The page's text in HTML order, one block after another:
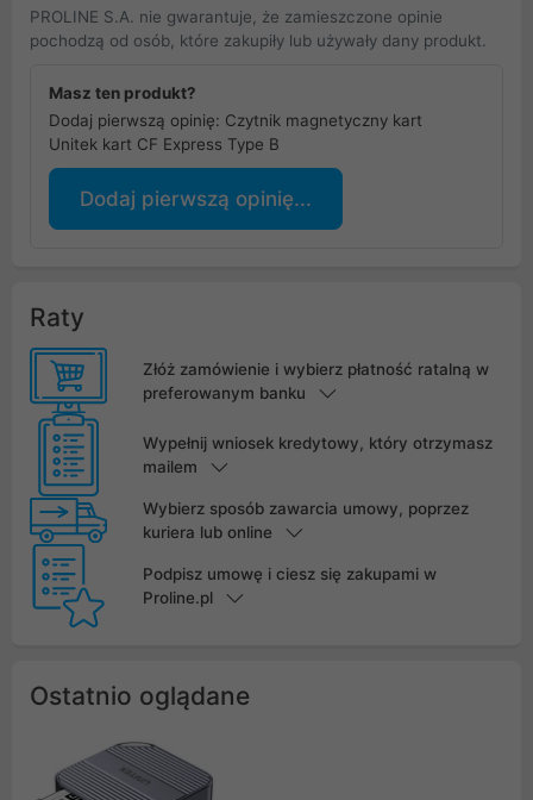
PROLINE S.A. nie gwarantuje, że zamieszczone opinie
pochodzą od osób, które zakupiły lub używały dany produkt.
Masz ten produkt?
Dodaj pierwszą opinię: Czytnik magnetyczny kart
Unitek kart CF Express Type B
Dodaj pierwszą opinię...
Raty
Złóż zamówienie i wybierz płatność ratalną w
preferowanym banku
Wypełnij wniosek kredytowy, który otrzymasz
mailem
Wybierz sposób zawarcia umowy, poprzez
kuriera lub online
Podpisz umowę i ciesz się zakupami w
Proline.pl
Ostatnio oglądane